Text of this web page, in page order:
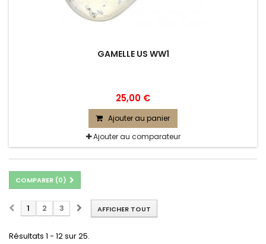
GAMELLE US WW1
25,00 €
Ajouter au panier
Ajouter au comparateur
COMPARER (0)
AFFICHER TOUT
1 2 3
Résultats 1 - 12 sur 25.